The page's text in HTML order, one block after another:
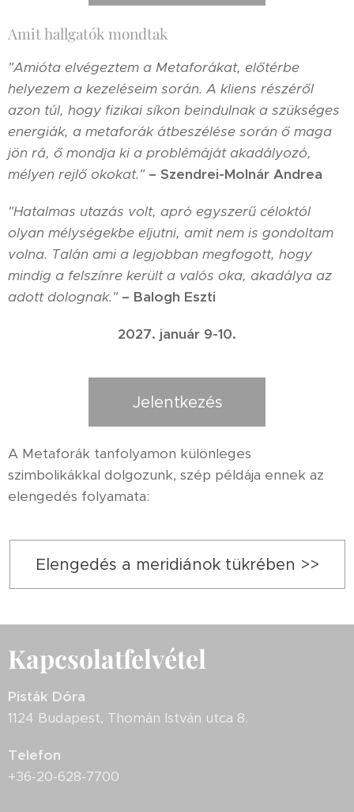
Amit hallgatók mondtak
"Amióta elvégeztem a Metaforákat, előtérbe
helyezem a kezeléseim során. A kliens részéről
azon túl, hogy fizikai síkon beindulnak a szükséges
energiák, a metaforák átbeszélése során ő maga
jön rá, ő mondja ki a problémáját akadályozó,
mélyen rejlő okokat." – Szendrei-Molnár Andrea
"Hatalmas utazás volt, apró egyszerű céloktól
olyan mélységekbe eljutni, amit nem is gondoltam
volna. Talán ami a legjobban megfogott, hogy
mindig a felszínre került a valós oka, akadálya az
adott dolognak." – Balogh Eszti
2027. január 9-10.
Jelentkezés
A Metaforák tanfolyamon különleges
szimbolikákkal dolgozunk, szép példája ennek az
elengedés folyamata:
Elengedés a meridiánok tükrében >>
Kapcsolatfelvétel
Pisták Dóra
1124 Budapest, Thomán István utca 8.
Telefon
+36-20-628-7700